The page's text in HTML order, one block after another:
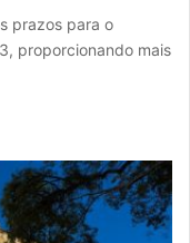
prazos para o
proporcionando mais